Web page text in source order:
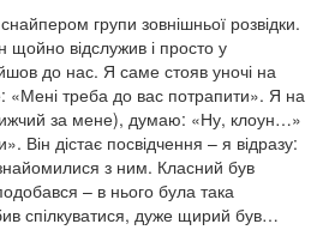
групи зовнішньої розвідки.
щойно відслужив і просто у
до нас. Я саме стояв уночі на
«Мені треба до вас потрапити». Я на
за мене), думаю: «Ну, клоун…»
Він дістає посвідчення – я відразу:
з ним. Класний був
– в нього була така
спілкуватися, дуже щирий був…